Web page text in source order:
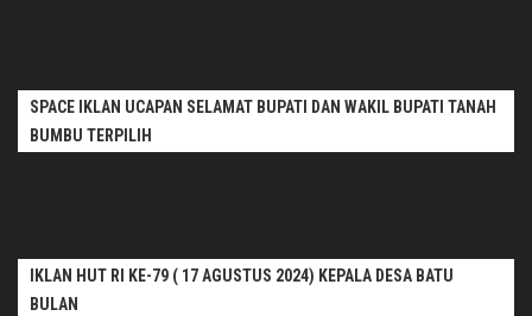
SPACE IKLAN UCAPAN SELAMAT BUPATI DAN WAKIL BUPATI TANAH
BUMBU TERPILIH
IKLAN HUT RI KE-79 ( 17 AGUSTUS 2024) KEPALA DESA BATU
BULAN